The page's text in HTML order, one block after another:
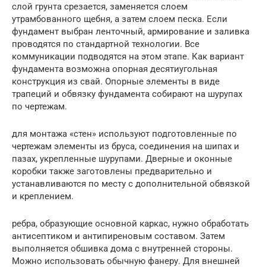
слой грунта срезается, заменяется слоем
утрамбованного щебня, а затем слоем песка. Если
фундамент выбран ленточный, армирование и заливка
проводятся по стандартной технологии. Все
коммуникации подводятся на этом этапе. Как вариант
фундамента возможна опорная десятиугольная
конструкция из свай. Опорные элементы в виде
трапеций и обвязку фундамента собирают на шурупах
по чертежам.
для монтажа «стен» используют подготовленные по
чертежам элементы из бруса, соединения на шипах и
пазах, укрепленные шурупами. Дверные и оконные
коробки также заготовлены предварительно и
устанавливаются по месту с дополнительной обвязкой
и креплением.
ребра, образующие основной каркас, нужно обработать
антисептиком и антипиреновым составом. Затем
выполняется обшивка дома с внутренней стороны.
Можно использовать обычную фанеру. Для внешней